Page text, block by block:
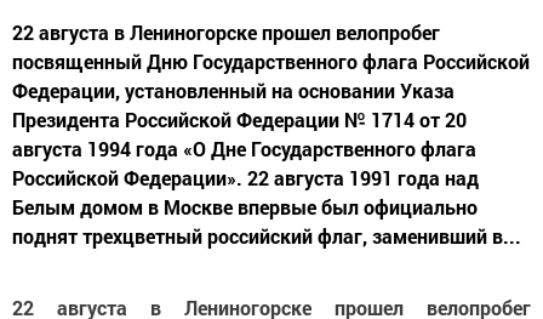
22 августа в Лениногорске прошел велопробег
посвященный Дню Государственного флага Российской
Федерации, установленный на основании Указа
Президента Российской Федерации № 1714 от 20
августа 1994 года «О Дне Государственного флага
Российской Федерации». 22 августа 1991 года над
Белым домом в Москве впервые был официально
поднят трехцветный российский флаг, заменивший в...
22 августа в Лениногорске прошел велопробег